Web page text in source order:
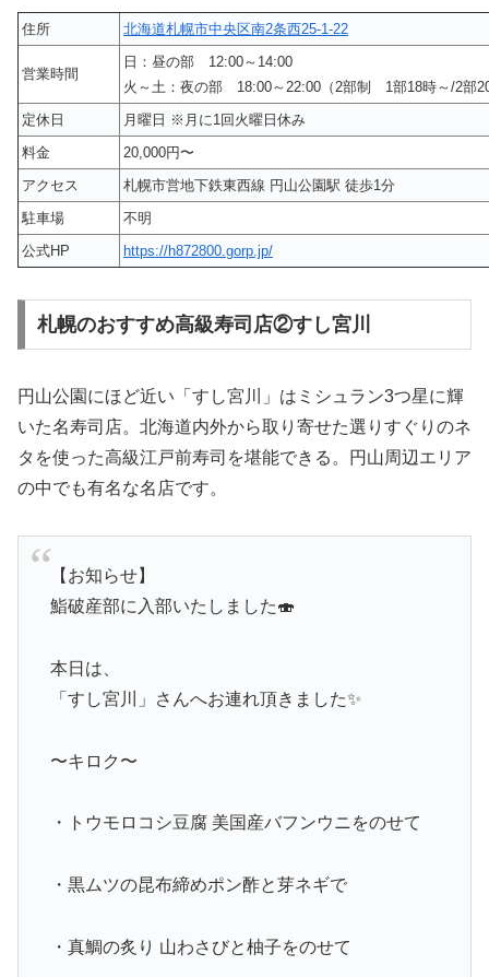
住所 北海道札幌市中央区南2条西25-1-22
営業時間
日：昼の部 12:00～14:00
火～土：夜の部 18:00～22:00（2部制 1部18時～/2部
定休日
月曜日 ※月に1回火曜日休み
料金
20,000円〜
アクセス
札幌市営地下鉄東西線 円山公園駅 徒歩1分
駐車場
不明
公式HP
https://h872800.gorp.jp/
札幌のおすすめ高級寿司店②すし宮川
円山公園にほど近い「すし宮川」はミシュラン3つ星に輝
いた名寿司店。北海道内外から取り寄せた選りすぐりのネ
タを使った高級江戸前寿司を堪能できる。円山周辺エリア
の中でも有名な名店です。
【お知らせ】
鮨破産部に入部いたしました🍣
本日は、
「すし宮川」さんへお連れ頂きました✨
〜キロク〜
・トウモロコシ豆腐 美国産バフンウニをのせて
・黒ムツの昆布締めポン酢と芽ネギで
・真鯛の炙り 山わさびと柚子をのせて